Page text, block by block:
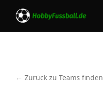
← Zurück zu Teams finden